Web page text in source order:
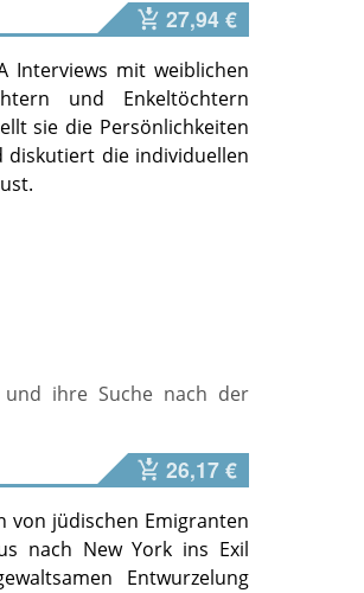
27,94 €
Interviews mit weiblichen
und Enkeltöchtern
sie die Persönlichkeiten
diskutiert die individuellen
und ihre Suche nach der
26,17 €
von jüdischen Emigranten
nach New York ins Exil
Entwurzelung